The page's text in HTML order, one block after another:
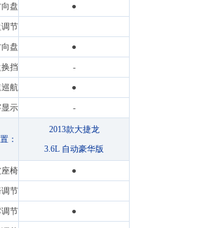
盘 ●
节
盘 ●
挡 -
巡航 ●
示 -
：
2013款大捷龙
3.6L 自动豪华版
椅 ●
调节
调节 ●